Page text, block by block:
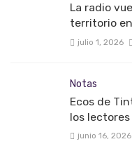
La radio
territorio
julio 1, 2026
Notas
Ecos de
los
junio 16, 2026